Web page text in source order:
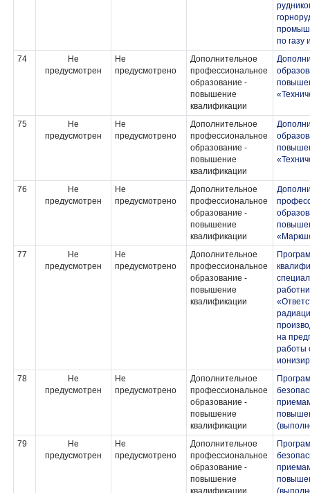
по газу
74
Не
предусмотрен
Не
предусмотрено
Дополнительное
профессиональное
образование -
повышение
квалификации
75
Не
предусмотрен
Не
предусмотрено
Дополнительное
профессиональное
образование -
повышение
квалификации
76
Не
предусмотрен
Не
предусмотрено
Дополнительное
профессиональное
образование -
повышение
квалификации
77
Не
предусмотрен
Не
предусмотрено
Дополнительное
профессиональное
образование -
повышение
квалификации
на
работы
78
Не
предусмотрен
Не
предусмотрено
Дополнительное
профессиональное
образование -
повышение
квалификации
79
Не
предусмотрен
Не
предусмотрено
Дополнительное
профессиональное
образование -
повышение
квалификации